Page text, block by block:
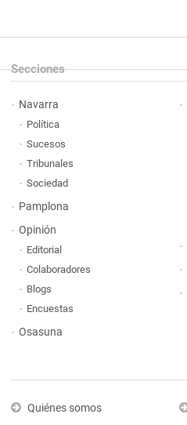
Secciones
Navarra
Política
Sucesos
Tribunales
Sociedad
Pamplona
Opinión
Editorial
Colaboradores
Blogs
Encuestas
Osasuna
Quiénes somos